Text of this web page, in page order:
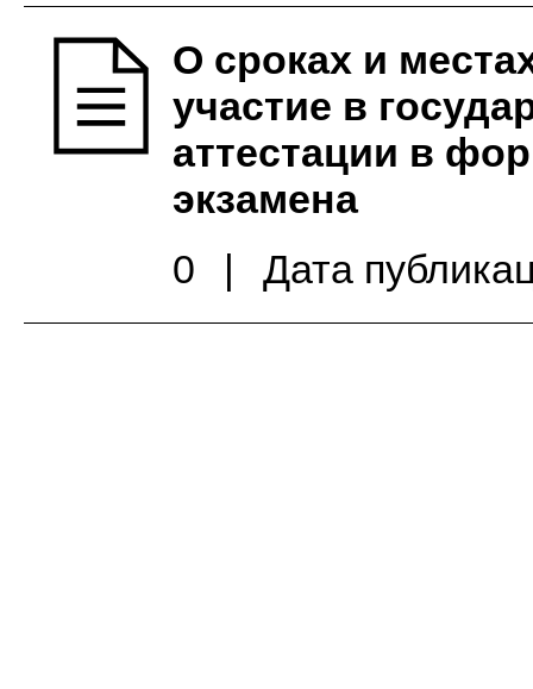
О сроках и
участие в
аттестации в
экзамена
0
| Дата